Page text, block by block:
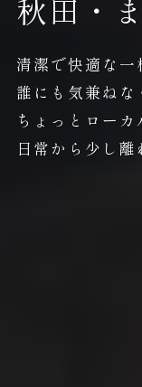
秋田・
清潔で快適な一
誰にも気兼ね
ちょっとローカ
日常から少し離